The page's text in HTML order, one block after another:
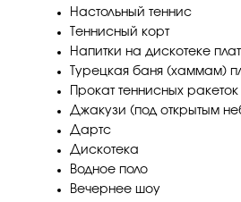
Настольный теннис
Теннисный корт
Напитки на дискотеке
Турецкая баня (хаммам)
Прокат теннисных
Джакузи (под открытым
Дартс
Дискотека
Водное поло
Вечернее шоу